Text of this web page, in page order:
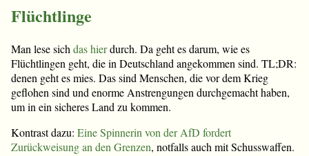
Flüchtlinge
Man lese sich das hierdurch. Da geht es darum, wie es
Flüchtlingen geht, die in Deutschland angekommen sind. TL;DR:
denen geht es mies. Das sind Menschen, die vor dem Krieg
geflohen sind und enorme Anstrengungen durchgemacht haben,
um in ein sicheres Land zu kommen.
Kontrast dazu: Eine Spinnerin von der AfD fordert
Zurückweisung an den Grenzen, notfalls auch mit Schusswaffen.